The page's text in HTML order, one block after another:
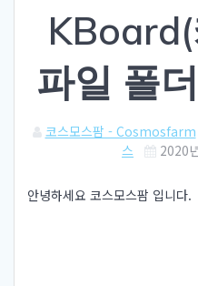
파일 폴
코스모스팜 - Cosmosfarm
스
2020
안녕하세요 코스모스팜 입니다.